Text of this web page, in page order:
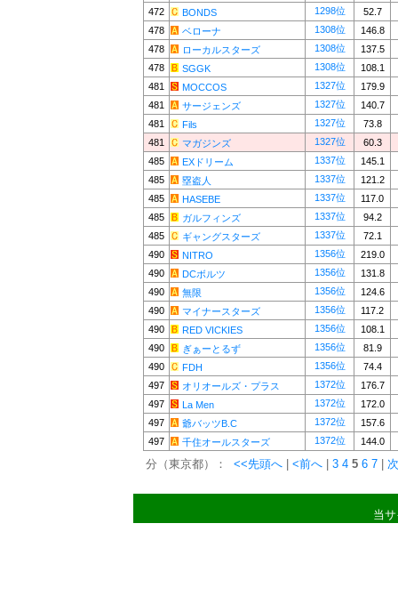
472
BONDS 1298位
52.7
478
ベローナ 1308位
146.8
478
ローカルスターズ 1308位
137.5
478
SGGK 1308位
108.1
481
MOCCOS 1327位
179.9
481
サージェンズ 1327位
140.7
481
Fils 1327位
73.8
481
マガジンズ 1327位
60.3
485
EXドリーム 1337位
145.1
485
塁盗人 1337位
121.2
485
HASEBE 1337位
117.0
485
ガルフィンズ 1337位
94.2
485
ギャングスターズ 1337位
72.1
490
NITRO 1356位
219.0
490
DCボルツ 1356位
131.8
490
無限 1356位
124.6
490
マイナースターズ 1356位
117.2
490
RED VICKIES 1356位
108.1
490
ぎぁーとるず 1356位
81.9
490
FDH 1356位
74.4
497
オリオールズ・プラス 1372位
176.7
497
La Men 1372位
172.0
497
爺バッツB.C 1372位
157.6
497
千住オールスターズ 1372位 144.0
分（東京都）： <<先頭へ <前へ 3 4 5 6 7
当